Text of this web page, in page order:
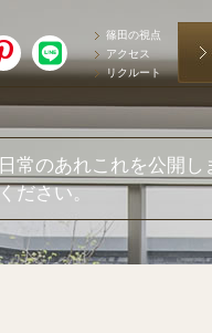
篠田の視点
アクセス
リクルート
常のあれこれを公開し
ださい。